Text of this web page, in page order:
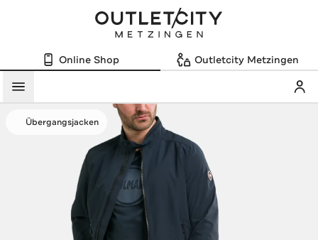
Online Shop Outletcity Metzingen
Menü
Übergangsjacken